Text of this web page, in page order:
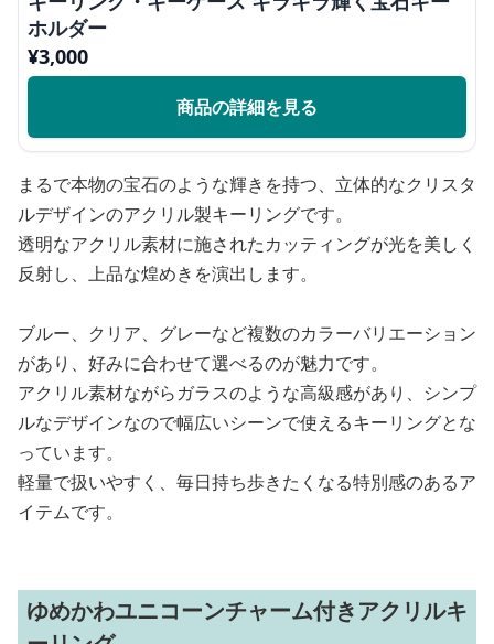
ホルダー
¥3,000
商品の詳細を見る
まるで本物の宝石のような輝きを持つ、立体的なクリスタ
ルデザインのアクリル製キーリングです。
透明なアクリル素材に施されたカッティングが光を美しく
反射し、上品な煌めきを演出します。
ブルー、クリア、グレーなど複数のカラーバリエーション
があり、好みに合わせて選べるのが魅力です。
アクリル素材ながらガラスのような高級感があり、シンプ
ルなデザインなので幅広いシーンで使えるキーリングとな
っています。
軽量で扱いやすく、毎日持ち歩きたくなる特別感のあるア
イテムです。
ゆめかわユニコーンチャーム付きアクリルキ